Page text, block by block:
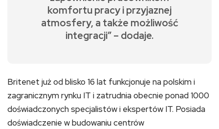
komfortu pracy i przyjaznej
atmosfery, a także możliwość
integracji” – dodaje.
Britenet już od blisko 16 lat funkcjonuje na polskim i
zagranicznym rynku IT i zatrudnia obecnie ponad 1000
doświadczonych specjalistów i ekspertów IT. Posiada
doświadczenie w budowaniu centrów